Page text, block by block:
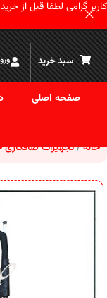
سبد خرید
صفحه اصلی
خانه تجهیزات
کاربر گرامی لطفا قبل از